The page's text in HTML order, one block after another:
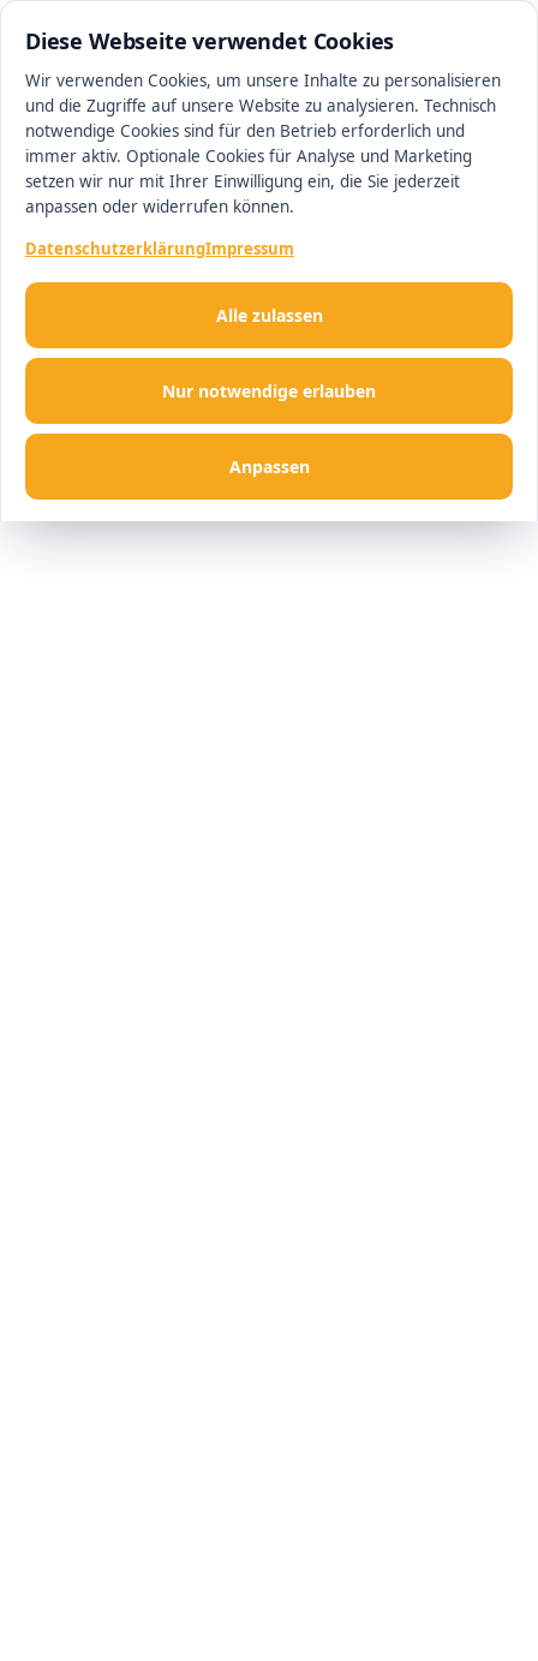
Diese Webseite verwendet Cookies
Wir verwenden Cookies, um unsere Inhalte zu personalisieren
und die Zugriffe auf unsere Website zu analysieren. Technisch
notwendige Cookies sind für den Betrieb erforderlich und
immer aktiv. Optionale Cookies für Analyse und Marketing
setzen wir nur mit Ihrer Einwilligung ein, die Sie jederzeit
anpassen oder widerrufen können.
DatenschutzerklärungImpressum
Nur notwendige erlauben
Anpassen
Alle zulassen